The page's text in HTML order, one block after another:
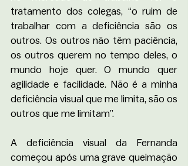
tratamento dos colegas, “o ruim de
trabalhar com a deficiência são os
outros. Os outros não têm paciência,
os outros querem no tempo deles, o
mundo hoje quer. O mundo quer
agilidade e facilidade. Não é a minha
deficiência visual que me limita, são os
outros que me limitam”.
A deficiência visual da Fernanda
começou após uma grave queimação